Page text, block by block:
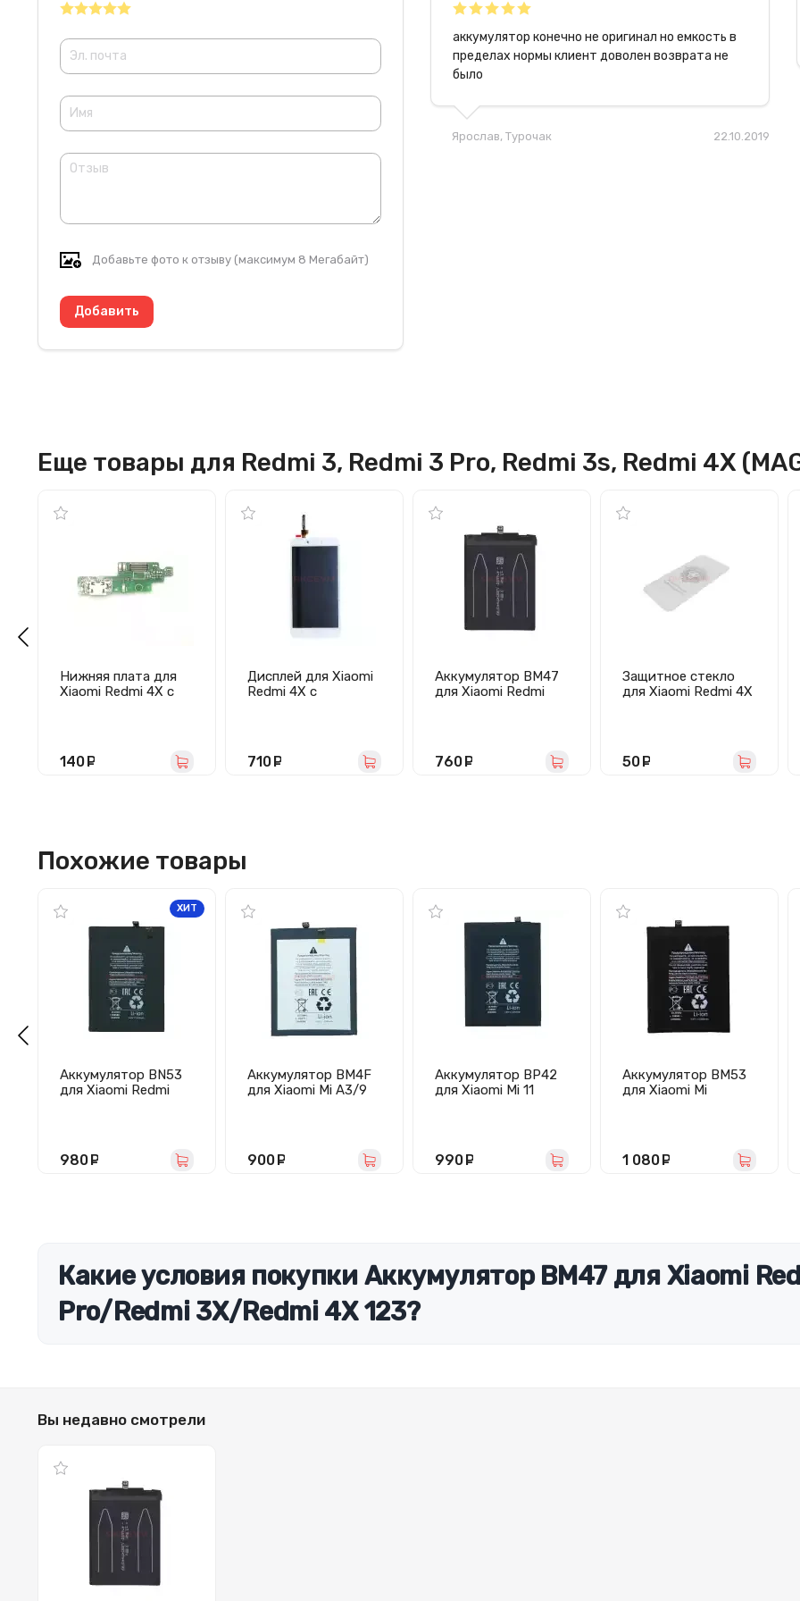
Добавьте фото к отзыву (максимум 8 Мегабайт)
аккумулятор конечно не оригинал но емкость в
пределах нормы клиент доволен возврата не
было
Ярослав, Турочак 22.10.2019
Еще товары для Redmi 3, Redmi 3 Pro, Redmi 3s, Redmi 4X
Нижняя плата для
Xiaomi Redmi 4X c
140
Дисплей для Xiaomi
Redmi 4X с
710
Аккумулятор BM47
для Xiaomi Redmi
760
Защитное стекло
для Xiaomi Redmi 4X
50
Похожие товары
Аккумулятор BN53
для Xiaomi Redmi
ХИТ
980
Аккумулятор BM4F
для Xiaomi Mi A3/9
900
Аккумулятор BP42
для Xiaomi Mi 11
990
Аккумулятор BM53
для Xiaomi Mi
1 080 руб.
Какие условия покупки Аккумулятор BM47 для Xiaomi
Pro/Redmi 3X/Redmi 4X 123?
Вы недавно смотрели